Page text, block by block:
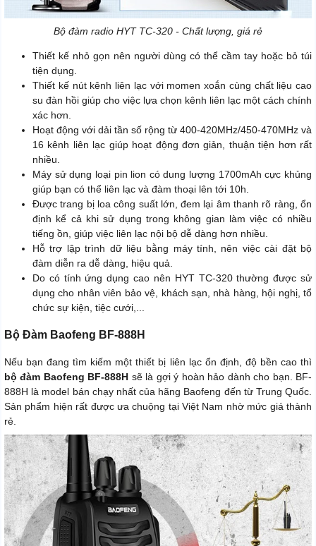
Bộ đàm radio HYT TC-320 - Chất lượng, giá rẻ
Thiết kế nhỏ gọn nên người dùng có thể cầm tay hoặc bỏ túi
tiện dụng.
Thiết kế nút kênh liên lạc với momen xoắn cùng chất liệu cao
su đàn hồi giúp cho việc lựa chọn kênh liên lạc một cách chính
xác hơn.
Hoạt động với dải tần số rộng từ 400-420MHz/450-470MHz và
16 kênh liên lạc giúp hoạt động đơn giản, thuận tiện hơn rất
nhiều.
Máy sử dụng loại pin lion có dung lượng 1700mAh cực khủng
giúp bạn có thể liên lạc và đàm thoại lên tới 10h.
Được trang bị loa công suất lớn, đem lại âm thanh rõ ràng, ổn
định kể cả khi sử dụng trong không gian làm việc có nhiều
tiếng ồn, giúp việc liên lạc nội bộ dễ dàng hơn nhiều.
Hỗ trợ lập trình dữ liệu bằng máy tính, nên việc cài đặt bộ
đàm diễn ra dễ dàng, hiệu quả.
Do có tính ứng dụng cao nên HYT TC-320 thường được sử
dụng cho nhân viên bảo vệ, khách sạn, nhà hàng, hội nghị, tổ
chức sự kiện, tiệc cưới,...
Bộ Đàm Baofeng BF-888H
Nếu bạn đang tìm kiếm một thiết bị liên lạc ổn định, độ bền cao thì
bộ đàm Baofeng BF-888H sẽ là gợi ý hoàn hảo dành cho bạn. BF-
888H là model bán chạy nhất của hãng Baofeng đến từ Trung Quốc.
Sản phẩm hiện rất được ưa chuộng tại Việt Nam nhờ mức giá thành
rẻ.